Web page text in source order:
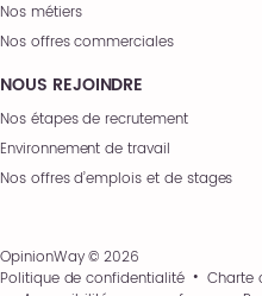
Nos métiers
Nos offres commerciales
NOUS REJOINDRE
Nos étapes de recrutement
Environnement de travail
Nos offres d’emplois et de stages
OpinionWay © 2026
Politique de confidentialité
Charte